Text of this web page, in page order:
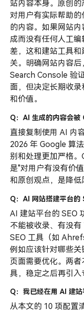
站内容本身。原创的
对用户有实际帮助
的内容。如果网站
成而没有任何人工
差，这和建站工具
关。明确网站内容
Search Console 验
面，但决定长期收
和价值。
Q：AI 生成的内容会被
直接复制使用 AI 内
2026 年 Google 算
别和处理更加严格
是"对用户有没有价
和原创观点，是降低
Q：AI 网站搭建平台的
AI 建站平台的 SEO
不能被收录、有没
SEO 工具（如
例如应该针对哪些
页面需要优化。两
具，稳定之后再引入
Q：我已经在用 AI 建
从本文的 10 项配置